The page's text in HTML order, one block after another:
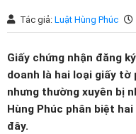
Tác giả: Luật Hùng Phúc
Giấy chứng nhận đăng
doanh là hai loại giấy tờ
nhưng thường xuyên bị
Hùng Phúc phân biệt
đây.